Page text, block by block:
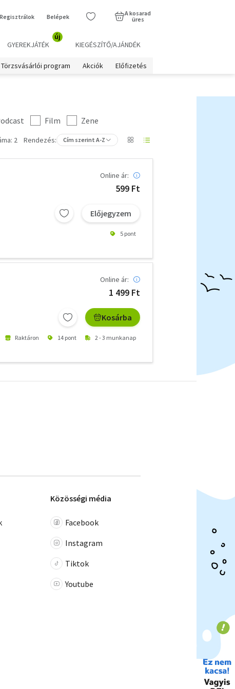
Regisztrálok Belépek
A kosarad
üres
GYEREKJÁTÉK
új
KIEGÉSZÍTŐ/AJÁNDÉK
Törzsvásárlói program Akciók Előfizetés
Film
Zene
2 Rendezés: Cím szerint A-Z
Online ár:
599 Ft
Előjegyzem
5 pont
Online ár:
1 499 Ft
Kosárba
Raktáron 14 pont 2 - 3 munkanap
Közösségi média
Facebook
Instagram
Tiktok
Youtube